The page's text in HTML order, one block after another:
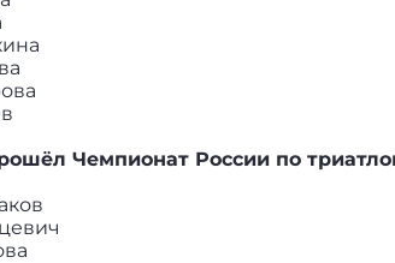
Чемпионат России по